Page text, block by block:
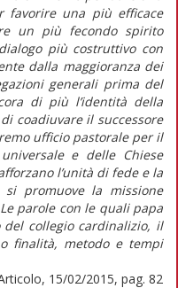
favorire una più efficace
un più fecondo spirito
più costruttivo con
dalla maggioranza dei
generali prima del
di più l’identità della
coadiuvare il successore
ufficio pastorale per il
e delle Chiese
l’unità di fede e la
promuove la missione
parole con le quali papa
del collegio cardinalizio, il
finalità, metodo e tempi
15/02/2015, pag. 82